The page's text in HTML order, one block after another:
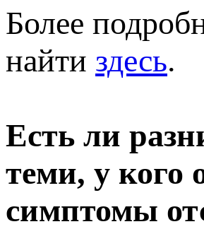
Более
найти здесь.
Есть ли
теми, у кого
симптомы